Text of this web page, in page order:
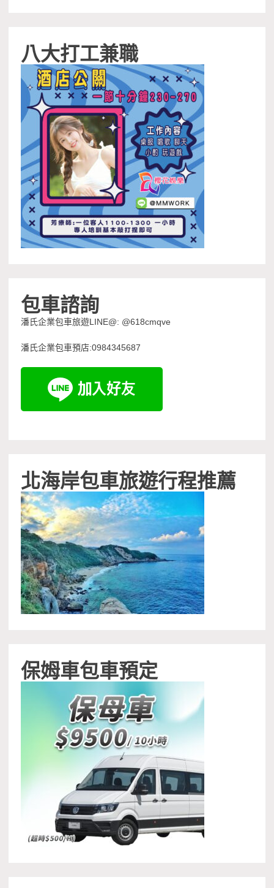
八大打工兼職
包車諮詢
潘氏企業包車旅遊LINE@: @618cmqve
潘氏企業包車預店:0984345687
北海岸包車旅遊行程推薦
保姆車包車預定